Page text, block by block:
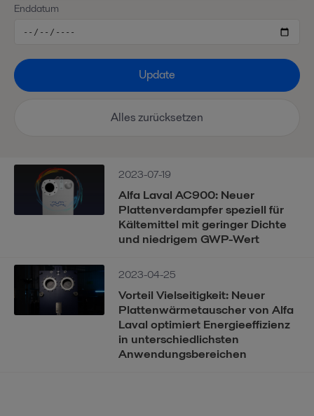
2023-07-19
Alfa Laval AC900: Neuer
Plattenverdampfer speziell für
Kältemittel mit geringer Dichte
und niedrigem GWP-Wert
2023-04-25
Vorteil Vielseitigkeit: Neuer
Plattenwärmetauscher von Alfa
Laval optimiert Energieeffizienz
in unterschiedlichsten
Anwendungsbereichen
Enddatum
Update
Alles zurücksetzen